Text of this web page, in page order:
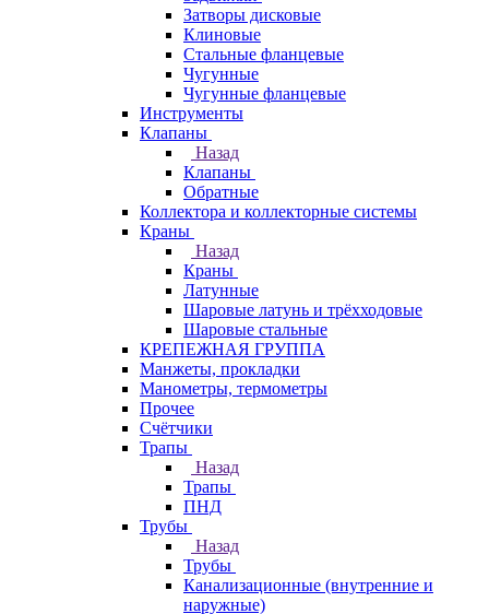
Затворы дисковые
Клиновые
Стальные фланцевые
Чугунные
Чугунные фланцевые
Инструменты
Клапаны
Назад
Клапаны
Обратные
Коллектора и коллекторные системы
Краны
Назад
Краны
Латунные
Шаровые латунь и трёхходовые
Шаровые стальные
КРЕПЕЖНАЯ ГРУППА
Манжеты, прокладки
Манометры, термометры
Прочее
Счётчики
Трапы
Назад
Трапы
ПНД
Трубы
Назад
Трубы
Канализационные (внутренние и
наружные)